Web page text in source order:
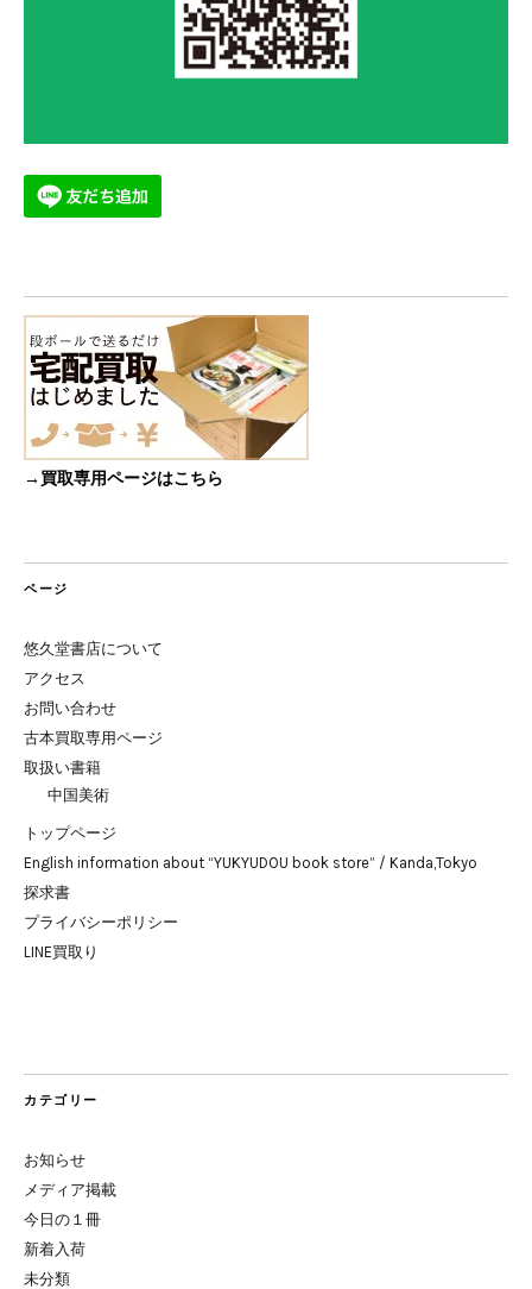
→買取専用ページはこちら
ページ
悠久堂書店について
アクセス
お問い合わせ
古本買取専用ページ
取扱い書籍
中国美術
トップページ
English information about “YUKYUDOU book store” / Kanda,Tokyo
探求書
プライバシーポリシー
LINE買取り
カテゴリー
お知らせ
メディア掲載
今日の１冊
新着入荷
未分類